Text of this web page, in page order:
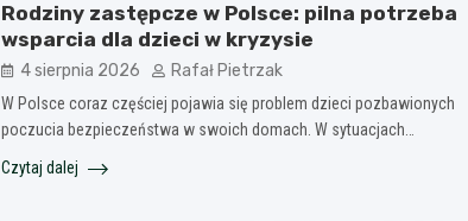
Rodziny zastępcze w Polsce: pilna potrzeba
wsparcia dla dzieci w kryzysie
4 sierpnia 2026 Rafał Pietrzak
W Polsce coraz częściej pojawia się problem dzieci pozbawionych
poczucia bezpieczeństwa w swoich domach. W sytuacjach…
Czytaj dalej